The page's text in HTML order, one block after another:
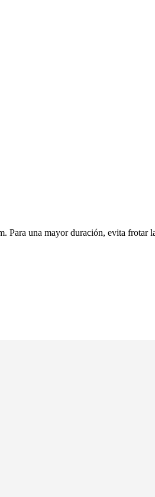
Para una mayor duración, evita frotar